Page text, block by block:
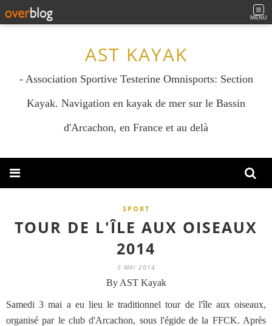
MENU
AST KAYAK
- Association Sportive Testerine Omnisports: Section
Kayak. Navigation en kayak de mer sur le Bassin
d'Arcachon, en France et au delà
SPORT
TOUR DE L'ÎLE AUX OISEAUX
2014
5 MAI 2014
By AST Kayak
Samedi 3 mai a eu lieu le traditionnel tour de l'île aux oiseaux,
organisé par le club d'Arcachon, sous l'égide de la FFCK. Après